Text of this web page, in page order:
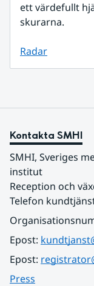
ett värdefullt
skurarna.
Radar
Kontakta SMHI
SMHI, Sveriges
institut
Reception och
Telefon
Epost:
Epost:
Press